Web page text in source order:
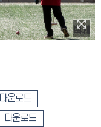
이미지 확대보기
다운로드
다운로드